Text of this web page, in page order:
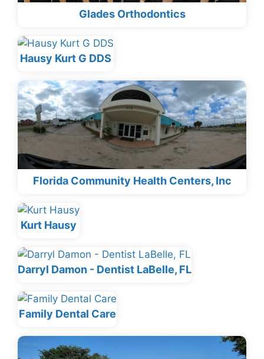
Glades Orthodontics
Hausy Kurt G DDS
Florida Community Health Centers, Inc
Kurt Hausy
Darryl Damon - Dentist LaBelle, FL
Family Dental Care